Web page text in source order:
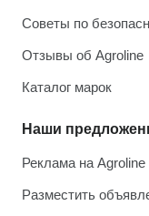
Советы по
Отзывы об Agroline
Каталог марок
Наши
Реклама на Agroline
Разместить